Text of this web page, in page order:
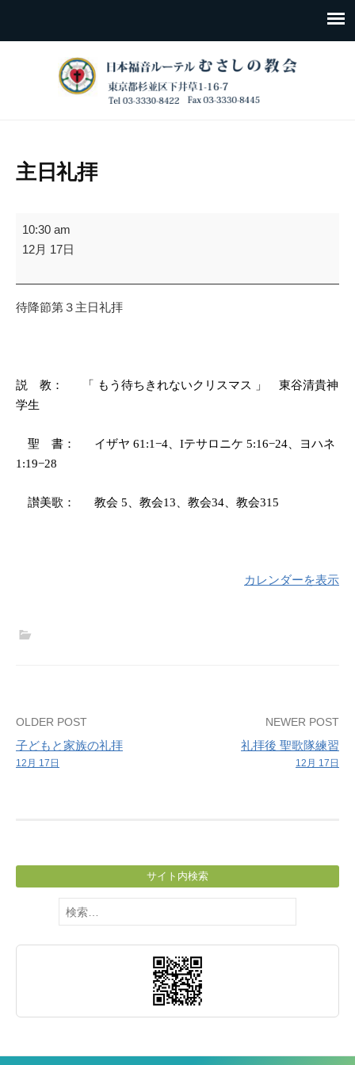
主日礼拝
主
日
拝
10:30 am
12月 17日
待降節第３主日礼拝
説 教：
「 もう待ちきれないクリスマス 」 東谷清貴神
学生
聖 書： イザヤ 61:1−4 Iテサロニケ 5:16−24 、ヨハネ
1:19−28
讃美歌： 教会 5 、教会13 、教会34 、教会315
カレンダーを表示
Post
navigation
OLDER POST
子どもと家族の礼拝
12月 17日
NEWER POST
礼拝後 聖歌隊練習
12月 17日
サイト内検索
検
索: